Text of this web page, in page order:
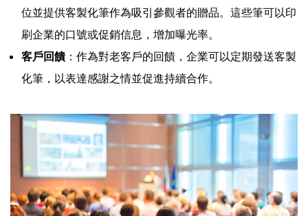
位並提供客製化筆作為吸引參觀者的贈品。這些筆可以印
刷企業的口號或促銷信息，增加曝光率。
客戶回饋：作為對老客戶的回饋，企業可以定期發送客製
化筆，以表達感謝之情並促進持續合作。